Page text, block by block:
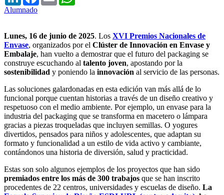
Alumnado
Lunes, 16 de junio de 2025. Los XVI Premios Nacionales de
Envase, organizados por el Clúster de Innovación en Envase y
Embalaje, han vuelto a demostrar que el futuro del packaging se
construye escuchando al talento joven, apostando por la
sostenibilidad y poniendo la innovación al servicio de las personas.
Las soluciones galardonadas en esta edición van más allá de lo
funcional porque cuentan historias a través de un diseño creativo y
respetuoso con el medio ambiente. Por ejemplo, un envase para la
industria del packaging que se transforma en macetero o lámpara
gracias a piezas troqueladas que incluyen semillas. O yogures
divertidos, pensados para niños y adolescentes, que adaptan su
formato y funcionalidad a un estilo de vida activo y cambiante,
contándonos una historia de diversión, salud y practicidad.
Estas son solo algunos ejemplos de los proyectos que han sido
premiados entre los más de 300 trabajos que se han inscrito
procedentes de 22 centros, universidades y escuelas de diseño. La